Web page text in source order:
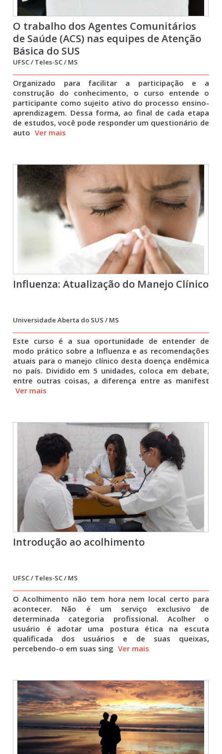
O trabalho dos Agentes Comunitários
de Saúde (ACS) nas equipes de Atenção
Básica do SUS
UFSC / Teles-SC / MS
Organizado para facilitar a participação e a
construção do conhecimento, o curso entende o
participante como sujeito ativo do processo ensino-
aprendizagem. Dessa forma, ao final de cada etapa
de estudos, você pode responder um questionário de
auto Ver mais
Influenza: Atualização do Manejo Clínico
Universidade Aberta do SUS / MS
Este curso é a sua oportunidade de entender de
modo prático sobre a Influenza e as recomendações
atuais para o manejo clínico desta doença endêmica
no país. Dividido em 5 unidades, coloca em debate,
entre outras coisas, a diferença entre as manifest
Ver mais
Introdução ao acolhimento
UFSC / Teles-SC / MS
O Acolhimento não tem hora nem local certo para
acontecer. Não é um serviço exclusivo de
determinada categoria profissional. Acolher o
usuário é adotar uma postura ética na escuta
qualificada dos usuários e de suas queixas,
percebendo-o em suas sing Ver mais